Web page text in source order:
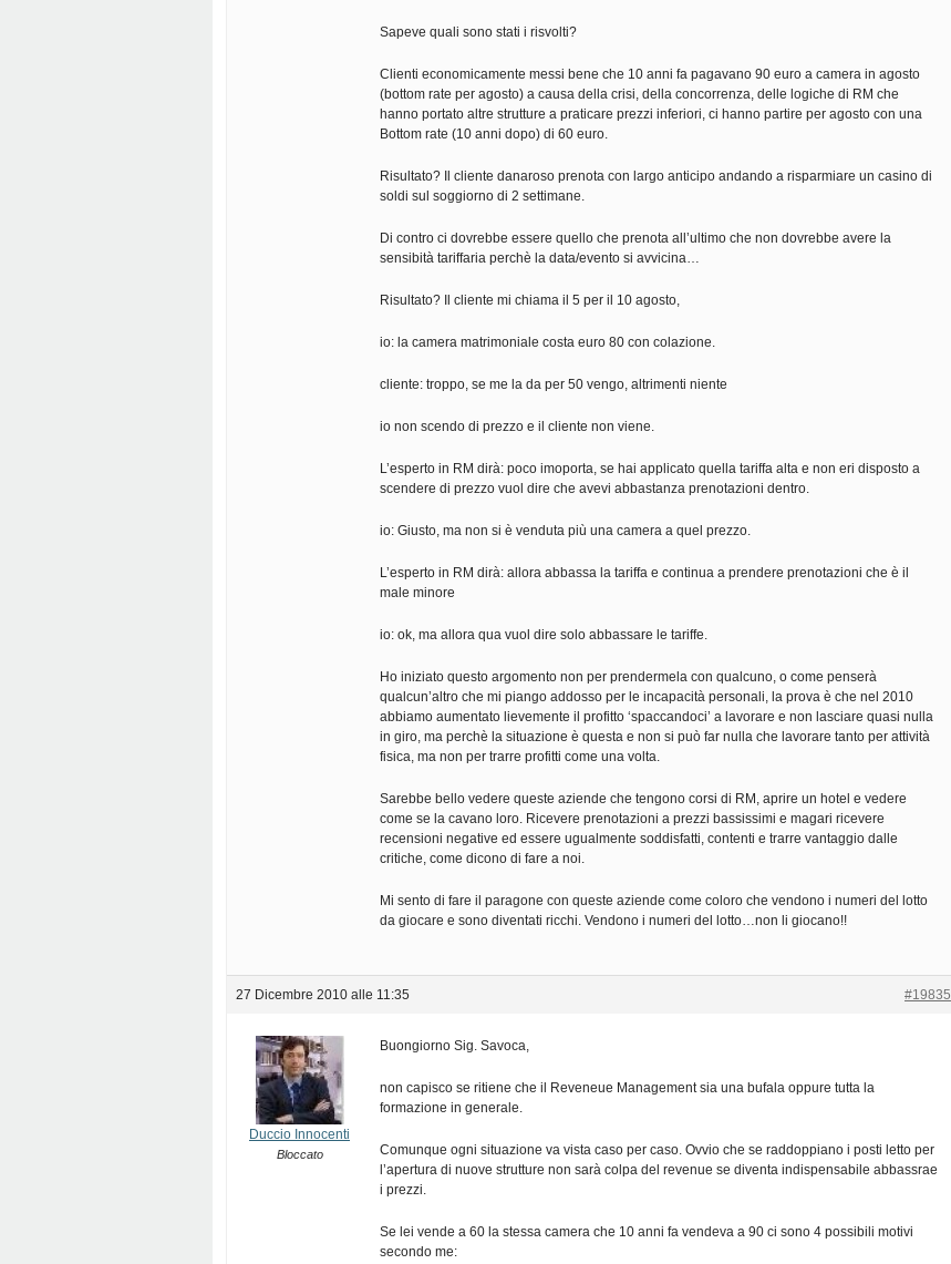
Sapeve quali sono stati i risvolti?
Clienti economicamente messi bene che 10 anni fa pagavano 90 euro a camera in agosto
(bottom rate per agosto) a causa della crisi, della concorrenza, delle logiche di RM che
hanno portato altre strutture a praticare prezzi inferiori, ci hanno partire per agosto con una
Bottom rate (10 anni dopo) di 60 euro.
Risultato? Il cliente danaroso prenota con largo anticipo andando a risparmiare un casino di
soldi sul soggiorno di 2 settimane.
Di contro ci dovrebbe essere quello che prenota all’ultimo che non dovrebbe avere la
sensibità tariffaria perchè la data/evento si avvicina…
Risultato? Il cliente mi chiama il 5 per il 10 agosto,
io: la camera matrimoniale costa euro 80 con colazione.
cliente: troppo, se me la da per 50 vengo, altrimenti niente
io non scendo di prezzo e il cliente non viene.
L’esperto in RM dirà: poco imoporta, se hai applicato quella tariffa alta e non eri disposto a
scendere di prezzo vuol dire che avevi abbastanza prenotazioni dentro.
io: Giusto, ma non si è venduta più una camera a quel prezzo.
L’esperto in RM dirà: allora abbassa la tariffa e continua a prendere prenotazioni che è il
male minore
io: ok, ma allora qua vuol dire solo abbassare le tariffe.
Ho iniziato questo argomento non per prendermela con qualcuno, o come penserà
qualcun’altro che mi piango addosso per le incapacità personali, la prova è che nel 2010
abbiamo aumentato lievemente il profitto ‘spaccandoci’ a lavorare e non lasciare quasi nulla
in giro, ma perchè la situazione è questa e non si può far nulla che lavorare tanto per attività
fisica, ma non per trarre profitti come una volta.
Sarebbe bello vedere queste aziende che tengono corsi di RM, aprire un hotel e vedere
come se la cavano loro. Ricevere prenotazioni a prezzi bassissimi e magari ricevere
recensioni negative ed essere ugualmente soddisfatti, contenti e trarre vantaggio dalle
critiche, come dicono di fare a noi.
Mi sento di fare il paragone con queste aziende come coloro che vendono i numeri del lotto
da giocare e sono diventati ricchi. Vendono i numeri del lotto…non li giocano!!
27 Dicembre 2010 alle 11:35 #19835
Duccio Innocenti
Bloccato
Buongiorno Sig. Savoca,
non capisco se ritiene che il Reveneue Management sia una bufala oppure tutta la
formazione in generale.
Comunque ogni situazione va vista caso per caso. Ovvio che se raddoppiano i posti letto per
l’apertura di nuove strutture non sarà colpa del revenue se diventa indispensabile abbassrae
i prezzi.
Se lei vende a 60 la stessa camera che 10 anni fa vendeva a 90 ci sono 4 possibili motivi
secondo me: